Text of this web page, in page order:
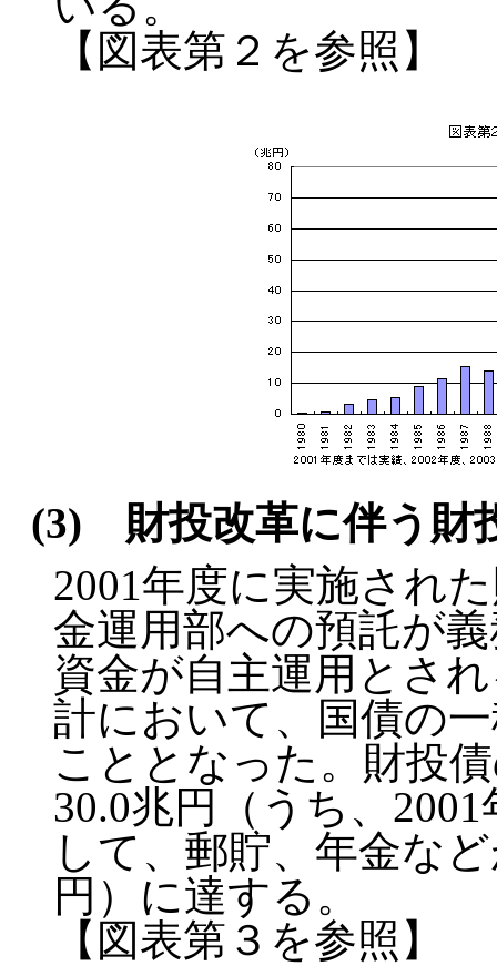
【図表第２を参照】
(3) 財投改革に伴う財
2001年度に実施され
金運用部への預託が
資金が自主運用とさ
計において、国債の
こととなった。財投
30.0兆円（うち、
して、郵貯、年金な
円）に達する。
【図表第３を参照】